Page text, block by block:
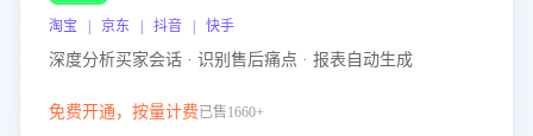
淘宝 | 京东 | 抖音 | 快手
深度分析买家会话 · 识别售后痛点 · 报表自动生成
免费开通，按量计费已售1660+